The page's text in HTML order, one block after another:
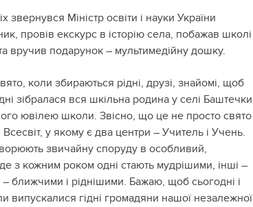
звернувся Міністр освіти і науки України
провів екскурс в історію села, побажав школі
вручив подарунок – мультимедійну дошку.
коли збираються рідні, друзі, знайомі, щоб
зібралася вся шкільна родина у селі Баштечки
ювілею школи. Звісно, що це не просто свято
у якому є два центри – Учитель і Учень.
звичайну споруду в особливий,
з кожним роком одні стають мудрішими, інші –
ближчими і ріднішими. Бажаю, щоб сьогодні і
випускалися гідні громадяни нашої незалежної